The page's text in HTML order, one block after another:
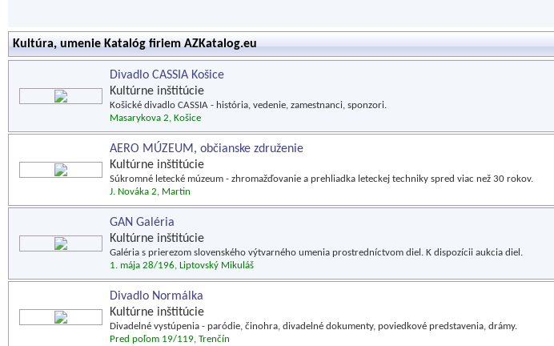
Kultúra, umenie Katalóg firiem AZKatalog.eu
Divadlo CASSIA Košice
Kultúrne inštitúcie
Košické divadlo CASSIA - história, vedenie, zamestnanci, sponzori.
Masarykova 2, Košice
AERO MÚZEUM, občianske združenie
Kultúrne inštitúcie
Súkromné letecké múzeum - zhromažďovanie a prehliadka leteckej techniky spred viac než 30 rokov.
J. Nováka 2, Martin
GAN Galéria
Kultúrne inštitúcie
Galéria s prierezom slovenského výtvarného umenia prostredníctvom diel. K dispozícii aukcia diel.
1. mája 28/196, Liptovský Mikuláš
Divadlo Normálka
Kultúrne inštitúcie
Divadelné vystúpenia - paródie, činohra, divadelné dokumenty, poviedkové predstavenia, drámy.
Pred poľom 19/119, Trenčín